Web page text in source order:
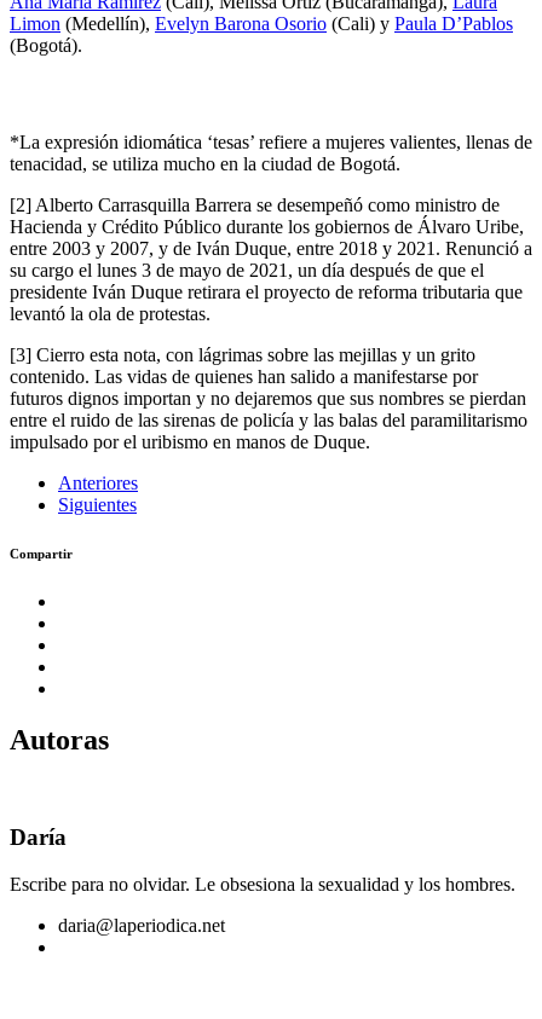
Limon (Medellín), Evelyn Barona Osorio (Cali) y Paula D’Pablos
(Bogotá).
*La expresión idiomática ‘tesas’ refiere a mujeres valientes, llenas de
tenacidad, se utiliza mucho en la ciudad de Bogotá.
[2] Alberto Carrasquilla Barrera se desempeñó como ministro de
Hacienda y Crédito Público durante los gobiernos de Álvaro Uribe,
entre 2003 y 2007, y de Iván Duque, entre 2018 y 2021. Renunció a
su cargo el lunes 3 de mayo de 2021, un día después de que el
presidente Iván Duque retirara el proyecto de reforma tributaria que
levantó la ola de protestas.
[3] Cierro esta nota, con lágrimas sobre las mejillas y un grito
contenido. Las vidas de quienes han salido a manifestarse por
futuros dignos importan y no dejaremos que sus nombres se pierdan
entre el ruido de las sirenas de policía y las balas del paramilitarismo
impulsado por el uribismo en manos de Duque.
Anteriores
Siguientes
Compartir
Autoras
Daría
Escribe para no olvidar. Le obsesiona la sexualidad y los hombres.
daria@laperiodica.net